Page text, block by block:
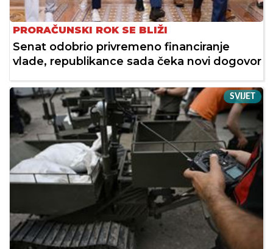
PRORAČUNSKI ROK SE BLIŽI
Senat odobrio privremeno financiranje
vlade, republikance sada čeka novi dogovor
SVIJET